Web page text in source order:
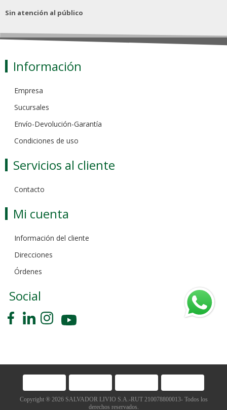
Sin atención al público
Información
Empresa
Sucursales
Envío-Devolución-Garantía
Condiciones de uso
Servicios al cliente
Contacto
Mi cuenta
Información del cliente
Direcciones
Órdenes
Social
Copyright ® 2026 SALVADOR LIVIO S.A.-RUT 210078800013- Todos los
derechos reservados.